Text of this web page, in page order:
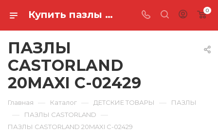
Купить пазлы castorland 20maxi C-02429 в Ростове-на-Дону 0
ПАЗЛЫ
CASTORLAND
20MAXI C-02429
Главная — Каталог — ДЕТСКИЕ ТОВАРЫ — ПАЗЛЫ
— ПАЗЛЫ CASTORLAND —
ПАЗЛЫ CASTORLAND 20MAXI C-02429